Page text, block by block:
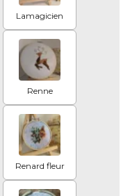
Lamagicien
Renne
Renard fleur